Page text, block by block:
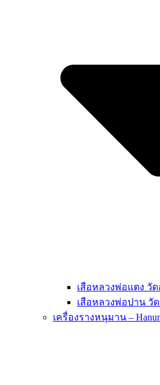
เสือหลวงพ่อแตง วั
เสือหลวงพ่อปาน วั
เครื่องรางหนุมาน –